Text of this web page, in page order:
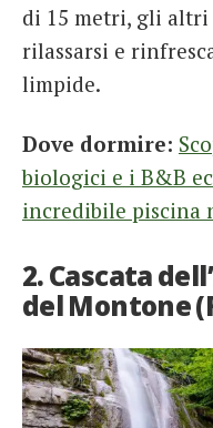
di 15 metri, gli
rilassarsi e
limpide.
Dove dormire:
biologici e i B&B
incredibile piscina
2. Cascata
del Montone